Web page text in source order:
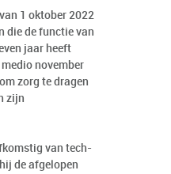
1 oktober 2022
die de functie van
jaar heeft
november
zorg te dragen
zijn
van tech-
de afgelopen